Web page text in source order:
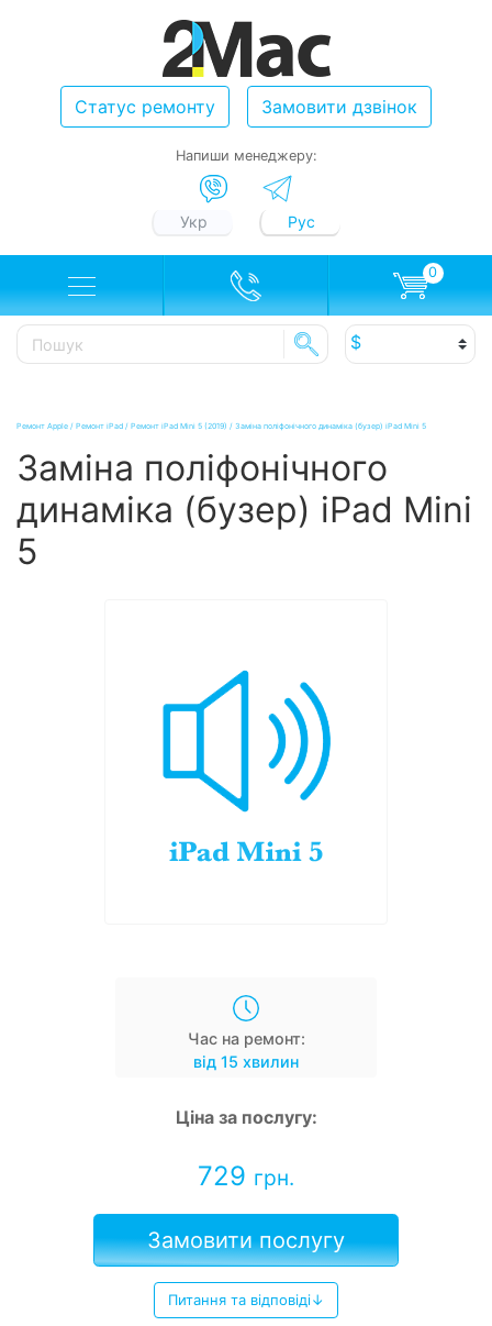
Статус ремонту Замовити дзвінок
Напиши менеджеру:
Укр Рус
0
Ремонт Apple / Ремонт iPad / Ремонт iPad Mini 5 (2019) / Заміна поліфонічного динаміка (бузер) iPad Mini 5
Заміна поліфонічного
динаміка (бузер) iPad Mini
5
Час на ремонт:
від 15 хвилин
Ціна за послугу:
729 грн.
Замовити послугу
Питання та відповіді↓